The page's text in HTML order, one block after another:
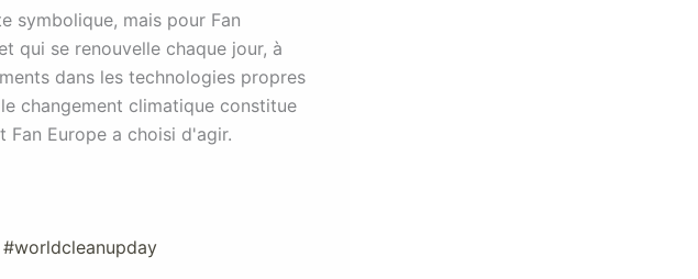
symbolique, mais pour Fan
qui se renouvelle chaque jour, à
dans les technologies propres
changement climatique constitue
Europe a choisi d'agir.